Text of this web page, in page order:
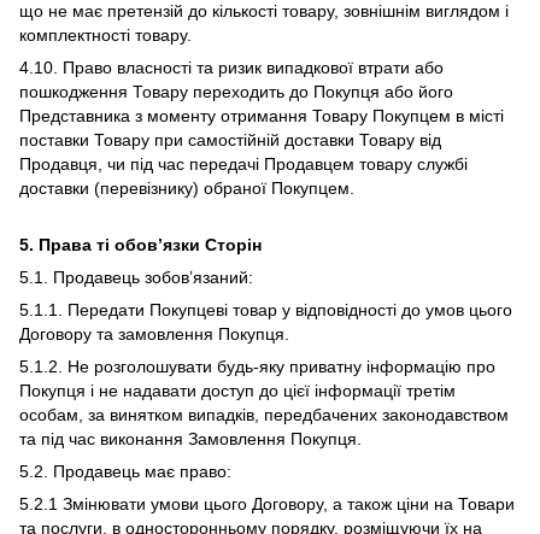
що не має претензій до кількості товару, зовнішнім виглядом і
комплектності товару.
4.10. Право власності та ризик випадкової втрати або
пошкодження Товару переходить до Покупця або його
Представника з моменту отримання Товару Покупцем в місті
поставки Товару при самостійній доставки Товару від
Продавця, чи під час передачі Продавцем товару службі
доставки (перевізнику) обраної Покупцем.
5. Права ті обов’язки Сторін
5.1. Продавець зобов’язаний:
5.1.1. Передати Покупцеві товар у відповідності до умов цього
Договору та замовлення Покупця.
5.1.2. Не розголошувати будь-яку приватну інформацію про
Покупця і не надавати доступ до цієї інформації третім
особам, за винятком випадків, передбачених законодавством
та під час виконання Замовлення Покупця.
5.2. Продавець має право:
5.2.1 Змінювати умови цього Договору, а також ціни на Товари
та послуги, в односторонньому порядку, розміщуючи їх на